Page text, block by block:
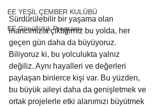
EE YEŞİL ÇEMBER KULÜBÜ
EE Gönüllülük Programı
Sürdürülebilir bir yaşama olan
inancımızla çıktığımız bu yolda, her
geçen gün daha da büyüyoruz.
Biliyoruz ki, bu yolculukta yalnız
değiliz. Aynı hayalleri ve değerleri
paylaşan binlerce kişi var. Bu yüzden,
bu büyük aileyi daha da genişletmek ve
ortak projelerle etki alanımızı büyütmek